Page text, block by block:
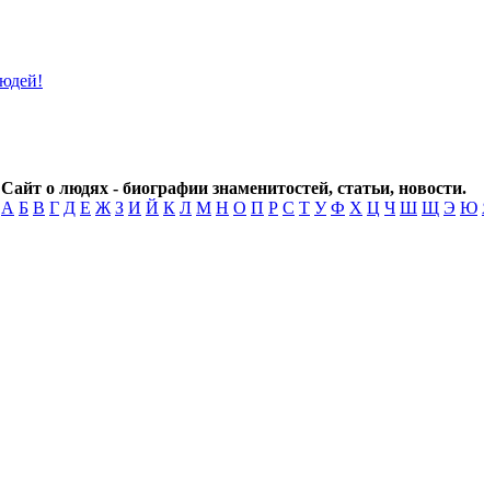
Сайт о людях - биографии знаменитостей, статьи, новости.
А Б В Г Д Е Ж З И Й К Л М Н О П Р С Т У Ф Х Ц Ч Ш Щ Э Ю